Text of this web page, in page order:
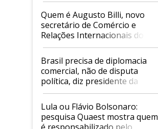
Quem é Augusto Billi, novo
secretário de Comércio e
Relações Internacionais do
Mapa
Brasil precisa de diplomacia
comercial, não de disputa
política, diz presidente da
Faesp
Lula ou Flávio Bolsonaro:
pesquisa Quaest mostra quem